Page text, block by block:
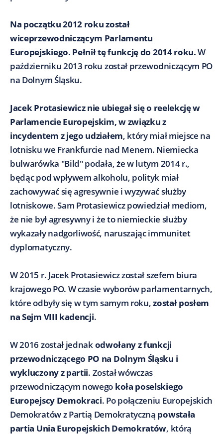
Na początku 2012 roku został
wiceprzewodniczącym Parlamentu
Europejskiego. Pełnił tę funkcję do 2014 roku.W
październiku 2013 roku został przewodniczącym PO
na Dolnym Śląsku.
Jacek Protasiewicz nie ubiegał się o reelekcję w
Parlamencie Europejskim, w związku z
incydentem z jego udziałem, który miał miejsce na
lotnisku we Frankfurcie nad Menem. Niemiecka
bulwarówka "Bild" podała, że w lutym 2014 r.,
będąc pod wpływem alkoholu, polityk miał
zachowywać się agresywnie i wyzywać służby
lotniskowe. Sam Protasiewicz powiedział mediom,
że nie był agresywny i że to niemieckie służby
wykazały nadgorliwość, naruszając immunitet
dyplomatyczny.
W 2015 r. Jacek Protasiewicz został szefem biura
krajowego PO. W czasie wyborów parlamentarnych,
które odbyły się w tym samym roku,został posłem
na Sejm VIII kadencji.
W 2016 został jednakodwołany z funkcji
przewodniczącego PO na Dolnym Śląsku i
wykluczony z partii. Został wówczas
przewodniczącym nowego koła poselskiego
Europejscy Demokraci. Po połączeniu Europejskich
Demokratów z Partią Demokratyczną powstała
partia Unia Europejskich Demokratów, którą